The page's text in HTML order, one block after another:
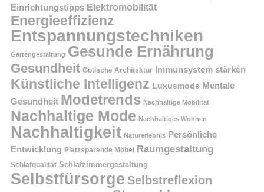
Einrichtungstipps Elektromobilität
Energieeffizienz
Entspannungstechniken
Gartengestaltung Gesunde Ernährung
Gesundheit Gotische Architektur Immunsystem stärken
Künstliche Intelligenz Luxusmode Mentale
Gesundheit Modetrends Nachhaltige Mobilität
Nachhaltige Mode Nachhaltiges Wohnen
Nachhaltigkeit Naturerlebnis Persönliche
Entwicklung Platzsparende Möbel Raumgestaltung
Schlafqualität Schlafzimmergestaltung
Selbstfürsorge Selbstreflexion